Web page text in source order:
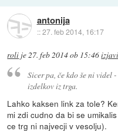
antonija
::27. feb 2014, 16:17
roli je27. feb 2014 ob 15:46
Sicer pa, če kdo še ni
izdelkov iz trga.
Lahko kaksen link za tole?
mi zdi cudno da bi se
ce trg ni najvecji v vesolju).